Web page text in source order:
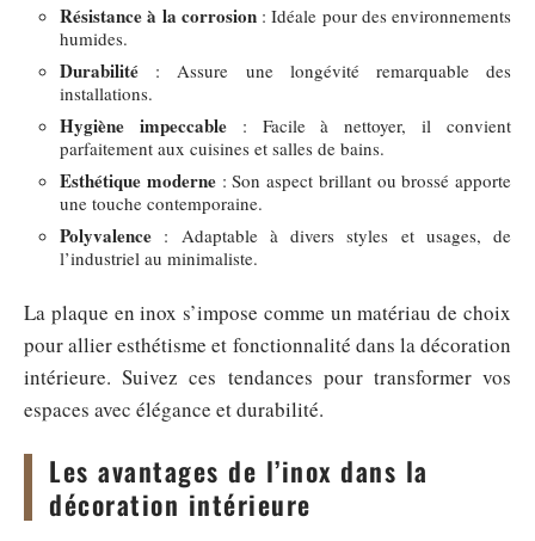
Résistance à la corrosion: Idéale pour des environnements
humides.
Durabilité : Assure une longévité remarquable des
installations.
Hygiène impeccable: Facile à nettoyer, il convient
parfaitement aux cuisines et salles de bains.
Esthétique moderne: Son aspect brillant ou brossé apporte
une touche contemporaine.
Polyvalence : Adaptable à divers styles et usages, de
l’industriel au minimaliste.
La plaque en inox s’impose comme un matériau de choix
pour allier esthétisme et fonctionnalité dans la décoration
intérieure. Suivez ces tendances pour transformer vos
espaces avec élégance et durabilité.
Les avantages de l’inox dans la
décoration intérieure